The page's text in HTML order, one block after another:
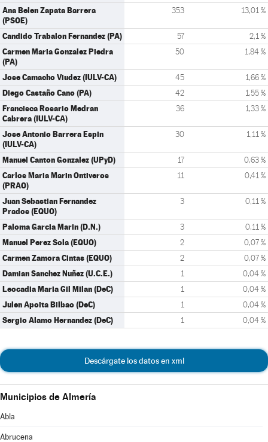
Ana Belen Zapata Barrera
(PSOE)
353 13,01 %
Candido Trabalon Fernandez (PA) 57 2,1 %
Carmen Maria Gonzalez Piedra
(PA)
50 1,84 %
Jose Camacho Viudez (IULV-CA) 45 1,66 %
Diego Castaño Cano (PA) 42 1,55 %
Francisca Rosario Medran
Cabrera (IULV-CA)
36 1,33 %
Jose Antonio Barrera Espin
(IULV-CA)
30 1,11 %
Manuel Canton Gonzalez (UPyD) 17 0,63 %
Carlos Maria Marin Ontiveros
(PRAO)
11 0,41 %
Juan Sebastian Fernandez
Prados (EQUO)
3 0,11 %
Paloma Garcia Marin (D.N.) 3 0,11 %
Manuel Perez Sola (EQUO) 2 0,07 %
Carmen Zamora Cintas (EQUO) 2 0,07 %
Damian Sanchez Nuñez (U.C.E.) 1 0,04 %
Leocadia Maria Gil Milan (DeC) 1 0,04 %
Julen Apoita Bilbao (DeC) 1 0,04 %
Sergio Alamo Hernandez (DeC) 1 0,04 %
Descárgate los datos en xml
Municipios de Almería
Abla
Abrucena